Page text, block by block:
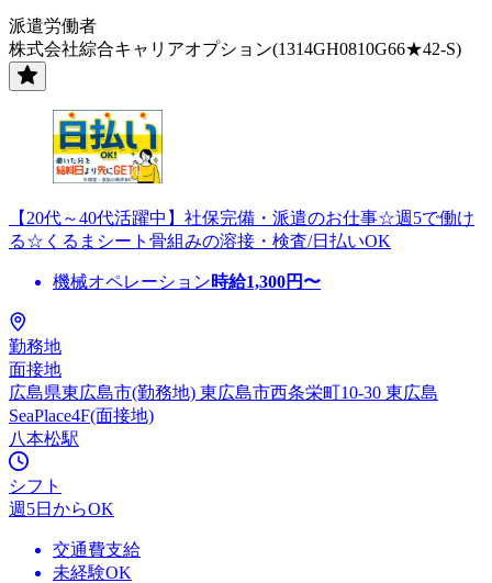
派遣労働者
株式会社綜合キャリアオプション(1314GH0810G66★42-S)
【20代～40代活躍中】社保完備・派遣のお仕事☆週5で働け
る☆くるまシート骨組みの溶接・検査/日払いOK
機械オペレーション時給1,300円〜
勤務地
面接地
広島県東広島市(勤務地) 東広島市西条栄町10-30 東広島
SeaPlace4F(面接地)
八本松駅
シフト
週5日からOK
交通費支給
未経験OK